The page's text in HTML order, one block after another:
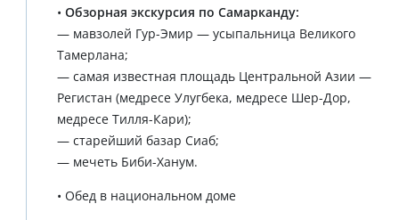
• Обзорная экскурсия по Самарканду:
— мавзолей Гур-Эмир — усыпальница Великого
Тамерлана;
— самая известная площадь Центральной Азии —
Регистан (медресе Улугбека, медресе Шер-Дор,
медресе Тилля-Кари);
— старейший базар Сиаб;
— мечеть Биби-Ханум.
• Обед в национальном доме